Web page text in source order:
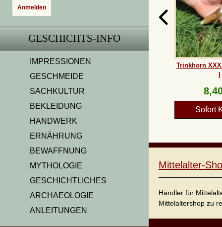
GESCHICHTS-INFO
IMPRESSIONEN
GESCHMEIDE
SACHKULTUR
BEKLEIDUNG
HANDWERK
ERNÄHRUNG
BEWAFFNUNG
MYTHOLOGIE
GESCHICHTLICHES
ARCHAEOLOGIE
ANLEITUNGEN
Trinkhorn
Sofort
Mittelalter-
Händler für
Mittelaltershop zu